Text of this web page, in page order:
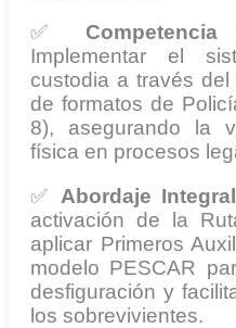
✅
Implementar el
custodia a través del
de formatos de
8), asegurando la
física en procesos
✅ Abordaje
activación de la
aplicar Primeros
modelo PESCAR
desfiguración y
los sobrevivientes.